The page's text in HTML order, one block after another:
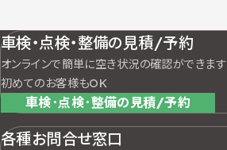
車検・点検・整備の見積/予約
オンラインで簡単に空き状況の確認ができます
初めてのお客様もOK
車検･点検･整備の見積/予約
各種お問合せ窓口